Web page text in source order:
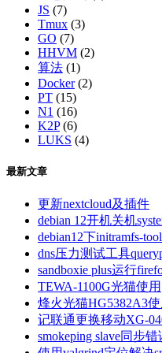
JS (7)
Tmux (3)
GO (7)
HHVM (2)
算法 (1)
Docker(2)
PT (15)
N1 (16)
K2P(6)
LUKS (4)
最新文章
更新nextcloud及插件
debian 12开机关机
debian12下initramfs-
dns压力测试工具
sandboxie plus运行
TEWA-1100G光猫使用
烽火光猫HG5382A3使
记联通更换移动XG-
smokeping slave同步